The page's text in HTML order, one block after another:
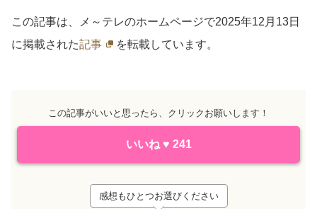
この記事は、メ～テレのホームページで2025年12月13日
に掲載された記事 を転載しています。
この記事がいいと思ったら、クリックお願いします！
いいね ♥ 241
感想もひとつお選びください